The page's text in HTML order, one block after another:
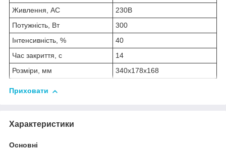
Живлення, АС
230В
Потужність, Вт
300
Інтенсивність, %
40
Час закриття, с
14
Розміри, мм
340x178x168
Приховати
Характеристики
Основні